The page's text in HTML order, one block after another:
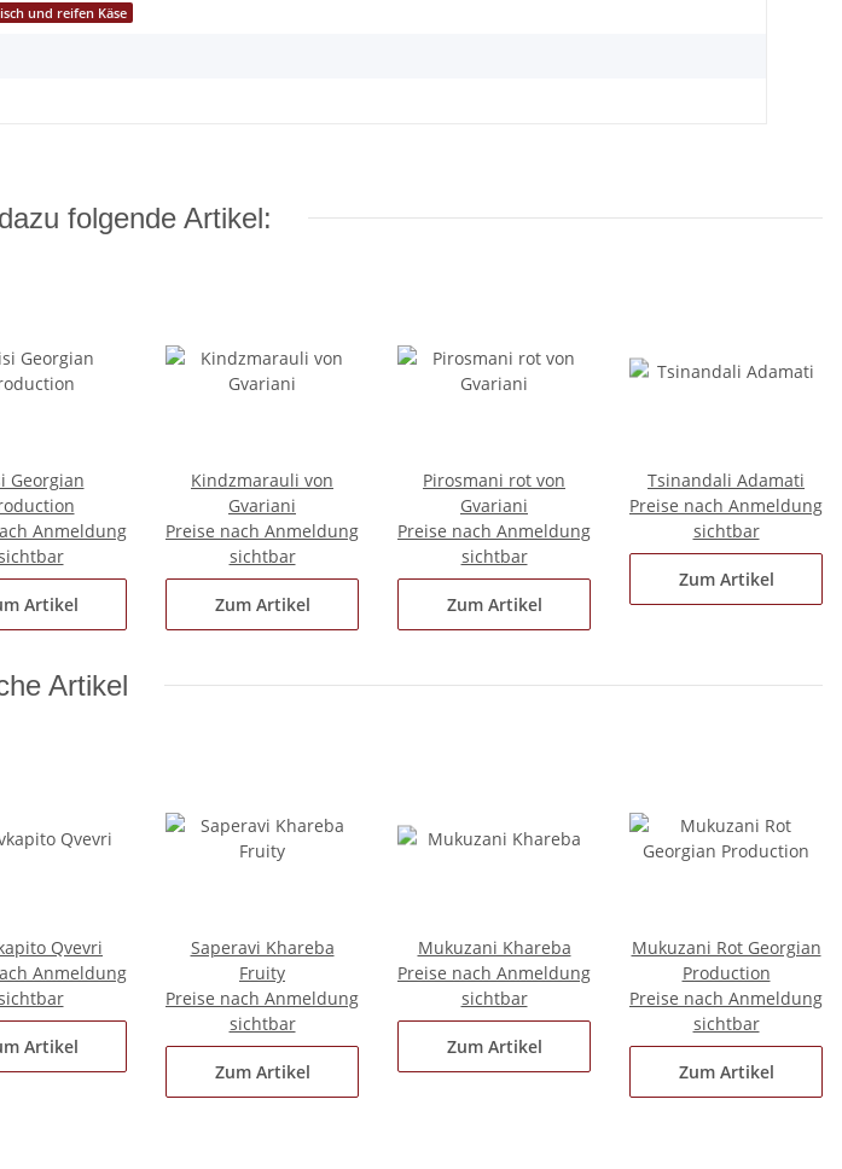
und reifen Käse
folgende Artikel:
Georgian
Anmeldung
Artikel
Kindzmarauli von
Gvariani
Preise nach Anmeldung
sichtbar
Zum Artikel
Pirosmani rot von
Gvariani
Preise nach Anmeldung
sichtbar
Zum Artikel
Tsinandali Adamati
Preise nach Anmeldung
sichtbar
Zum Artikel
Artikel
Qvevri
Anmeldung
Artikel
Saperavi Khareba
Fruity
Preise nach Anmeldung
sichtbar
Zum Artikel
Mukuzani Khareba
Preise nach Anmeldung
sichtbar
Zum Artikel
Mukuzani Rot Georgian
Production
Preise nach Anmeldung
sichtbar
Zum Artikel